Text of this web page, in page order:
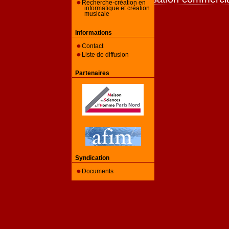
Recherche-création en
informatique et création
musicale
Informations
Contact
Liste de diffusion
Partenaires
Syndication
Documents